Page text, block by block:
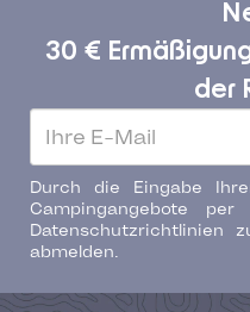
30 €
der
Durch die Eingabe
Campingangebote
Datenschutzrichtlinien
abmelden.